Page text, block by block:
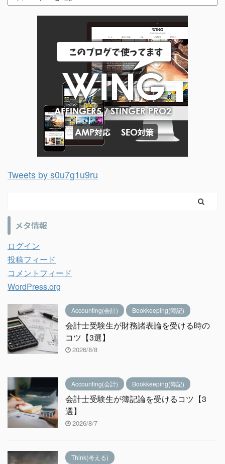
Tweets by s0u7g1u9ru
メタ情報
ログイン
投稿フィード
コメントフィード
WordPress.org
Accounting(会計) Bookkeeping(簿記)
会計士受験生が財務諸表論を受ける時の
コツ【3選】
2026/8/8
Accounting(会計) Bookkeeping(簿記)
会計士受験生が簿記論を受けるコツ【3
選】
2026/8/7
Think(考える)